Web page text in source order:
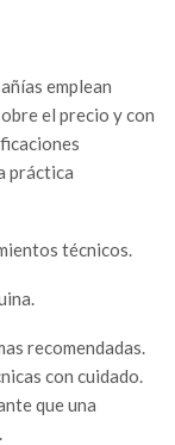
emplean
el precio y con
práctica
técnicos.
recomendadas.
con cuidado.
que una